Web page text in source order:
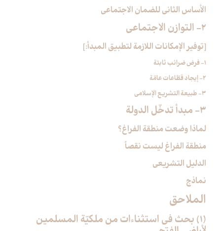
الأساس الثاني للضمان الاجتماعي
2- التوازن الاجتماعي‏
[توفير الإمكانات اللازمة لتطبيق المبدأ:]
1- فرض ضرائب ثابتة
2- إيجاد قطّاعات عامّة
3- طبيعة التشريع الإسلامي
3- مبدأ تدخّل الدولة
لماذا وضعت منطقة الفراغ؟
منطقة الفراغ ليست نقصاً
الدليل التشريعي
نماذج
الملاحق‏
(1) بحث في استثناءات من ملكيّة المسلمين